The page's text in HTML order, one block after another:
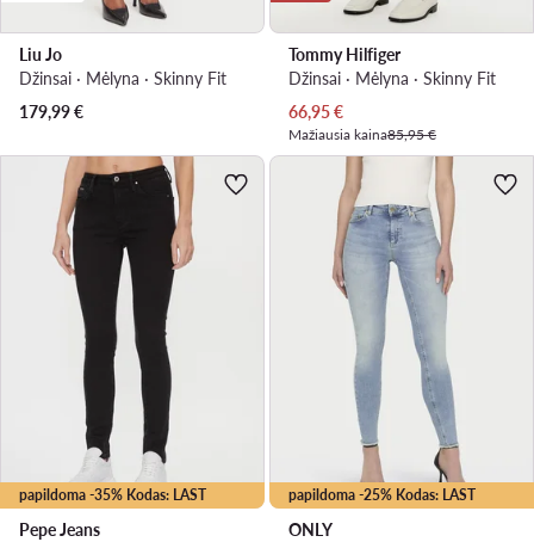
Liu Jo
Džinsai · Mėlyna · Skinny Fit
179,99€
Tommy Hilfiger
Džinsai · Mėlyna · Skinny Fit
Dabartinė kaina
66,95€
Mažiausia kaina85,95 €
papildoma -35% Kodas: LAST
Pepe Jeans
papildoma -25% Kodas: LAST
ONLY